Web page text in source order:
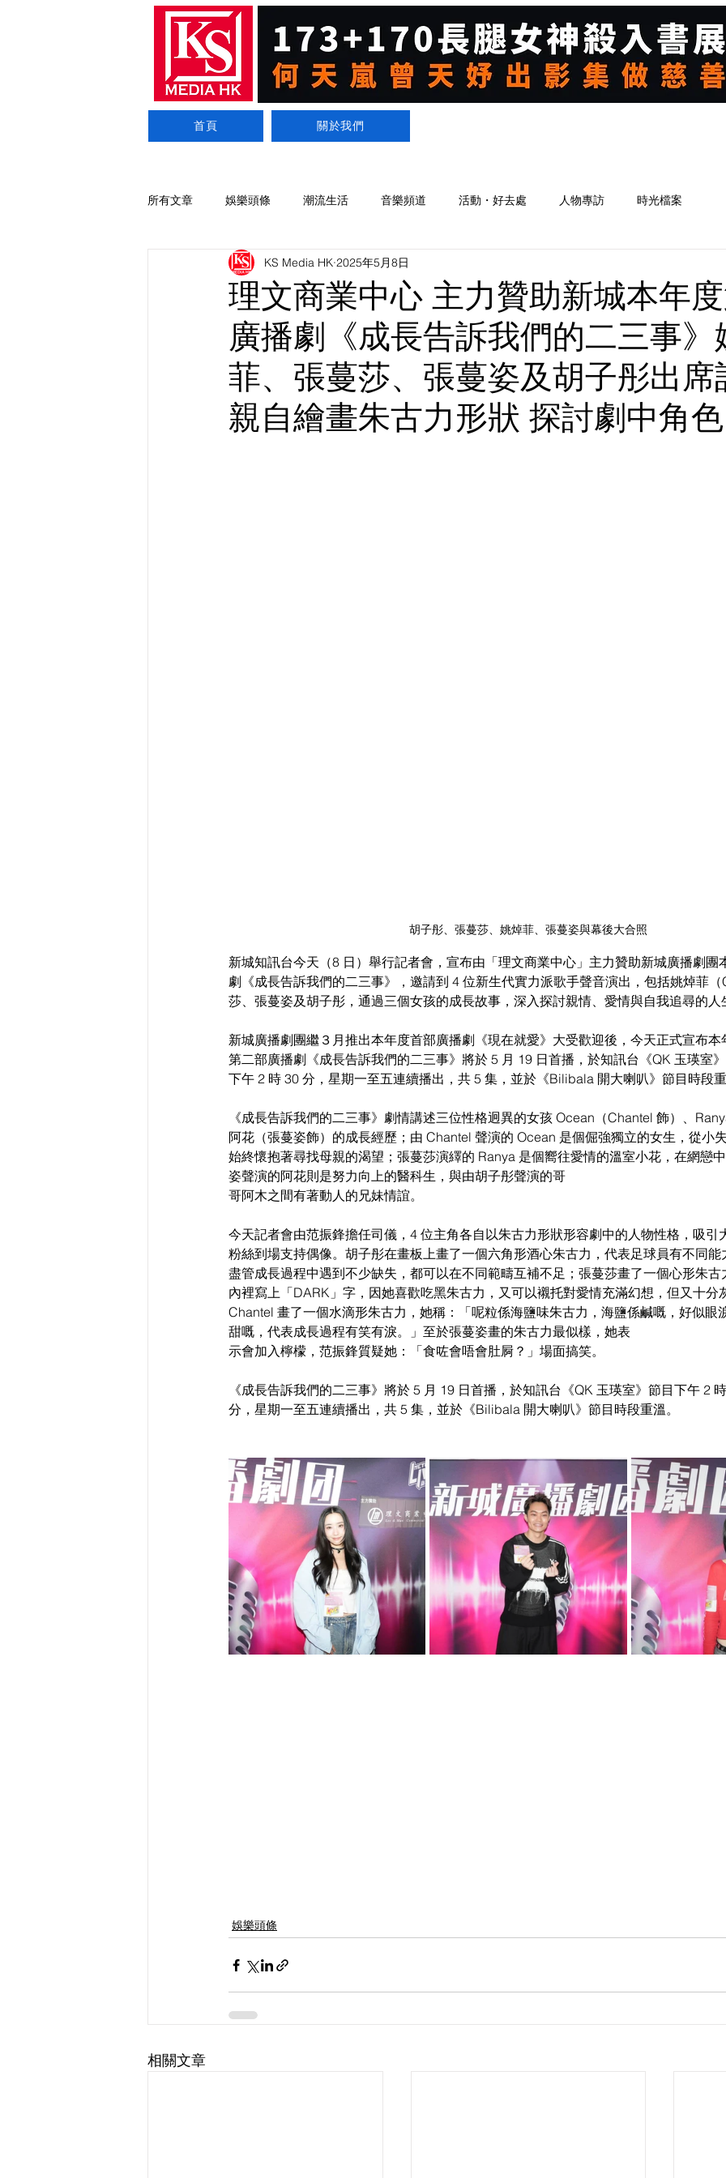
首頁 關於我們
所有文章 娛樂頭條 潮流生活 音樂頻道 活動・好去處 人物專訪 時光檔案
理文商業中心 主力贊助新城本年
廣播劇《成長告訴我們的二三事》
菲、張蔓莎、張蔓姿及胡子彤出席
親自繪畫朱古力形狀 探討劇中角色
KS Media HK 2025年5月8日
胡子彤、張蔓莎、姚焯菲、張蔓姿與幕後大合照
新城知訊台今天（8 日）舉行記者會，宣布由「理文商業中心」主力贊助新城廣播劇團
劇《成長告訴我們的二三事》，邀請到 4 位新生代實力派歌手聲音演出，包括姚焯菲
莎、張蔓姿及胡子彤，通過三個女孩的成長故事，深入探討親情、愛情與自我追尋的人
新城廣播劇團繼３月推出本年度首部廣播劇《現在就愛》大受歡迎後，今天正式宣布本
第二部廣播劇《成長告訴我們的二三事》將於 5 月 19 日首播，於知訊台《QK 玉瑛室
下午 2 時 30 分，星期一至五連續播出，共 5 集，並於《Bilibala 開大喇叭》節目時段
《成長告訴我們的二三事》劇情講述三位性格迥異的女孩 Ocean（Chantel 飾）、
阿花（張蔓姿飾）的成長經歷；由 Chantel 聲演的 Ocean 是個倔強獨立的女生，從小
始終懷抱著尋找母親的渴望；張蔓莎演繹的 Ranya 是個嚮往愛情的溫室小花，在網戀
姿聲演的阿花則是努力向上的醫科生，與由胡子彤聲演的哥
哥阿木之間有著動人的兄妹情誼。
今天記者會由范振鋒擔任司儀，4 位主角各自以朱古力形狀形容劇中的人物性格，吸引
粉絲到場支持偶像。胡子彤在畫板上畫了一個六角形酒心朱古力，代表足球員有不同能
盡管成長過程中遇到不少缺失，都可以在不同範疇互補不足；張蔓莎畫了一個心形朱古
內裡寫上「DARK」字，因她喜歡吃黑朱古力，又可以襯托對愛情充滿幻想，但又十
Chantel 畫了一個水滴形朱古力，她稱：「呢粒係海鹽味朱古力，海鹽係鹹嘅，好似眼
甜嘅，代表成長過程有笑有淚。」至於張蔓姿畫的朱古力最似樣，她表
示會加入檸檬，范振鋒質疑她：「食咗會唔會肚屙？」場面搞笑。
《成長告訴我們的二三事》將於 5 月 19 日首播，於知訊台《QK 玉瑛室》節目下午 2
分，星期一至五連續播出，共 5 集，並於《Bilibala 開大喇叭》節目時段重溫。
娛樂頭條
相關文章